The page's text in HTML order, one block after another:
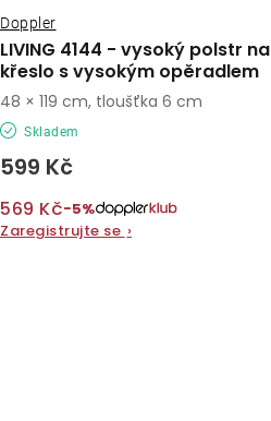
LIVING 4144 - vysoký polstr na
křeslo s vysokým opěradlem
Doppler
Skladem
599 Kč
569 Kč−5%
Zaregistrujte se ›
48 × 119 cm, tloušťka 6 cm